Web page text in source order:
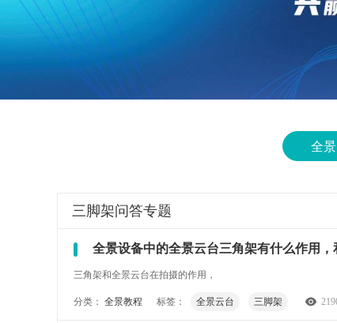
全
三脚架问答专题
全景设备中的全景云台三角架有什么作用
三角架和全景云台在拍摄的作用，
分类： 全景教程 标签： 全景云台 三脚架